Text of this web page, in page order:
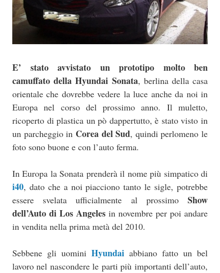
E’ stato avvistato un prototipo molto ben
camuffato della Hyundai Sonata, berlina della casa
orientale che dovrebbe vedere la luce anche da noi in
Europa nel corso del prossimo anno. Il muletto,
ricoperto di plastica un pò dappertutto, è stato visto in
un parcheggio in Corea del Sud, quindi perlomeno le
foto sono buone e con l’auto ferma.
In Europa la Sonata prenderà il nome più simpatico di
i40, dato che a noi piacciono tanto le sigle, potrebbe
essere svelata ufficialmente al prossimo Show
dell’Auto di Los Angeles in novembre per poi andare
in vendita nella prima metà del 2010.
Sebbene gli uomini Hyundai abbiano fatto un bel
lavoro nel nascondere le parti più importanti dell’auto,